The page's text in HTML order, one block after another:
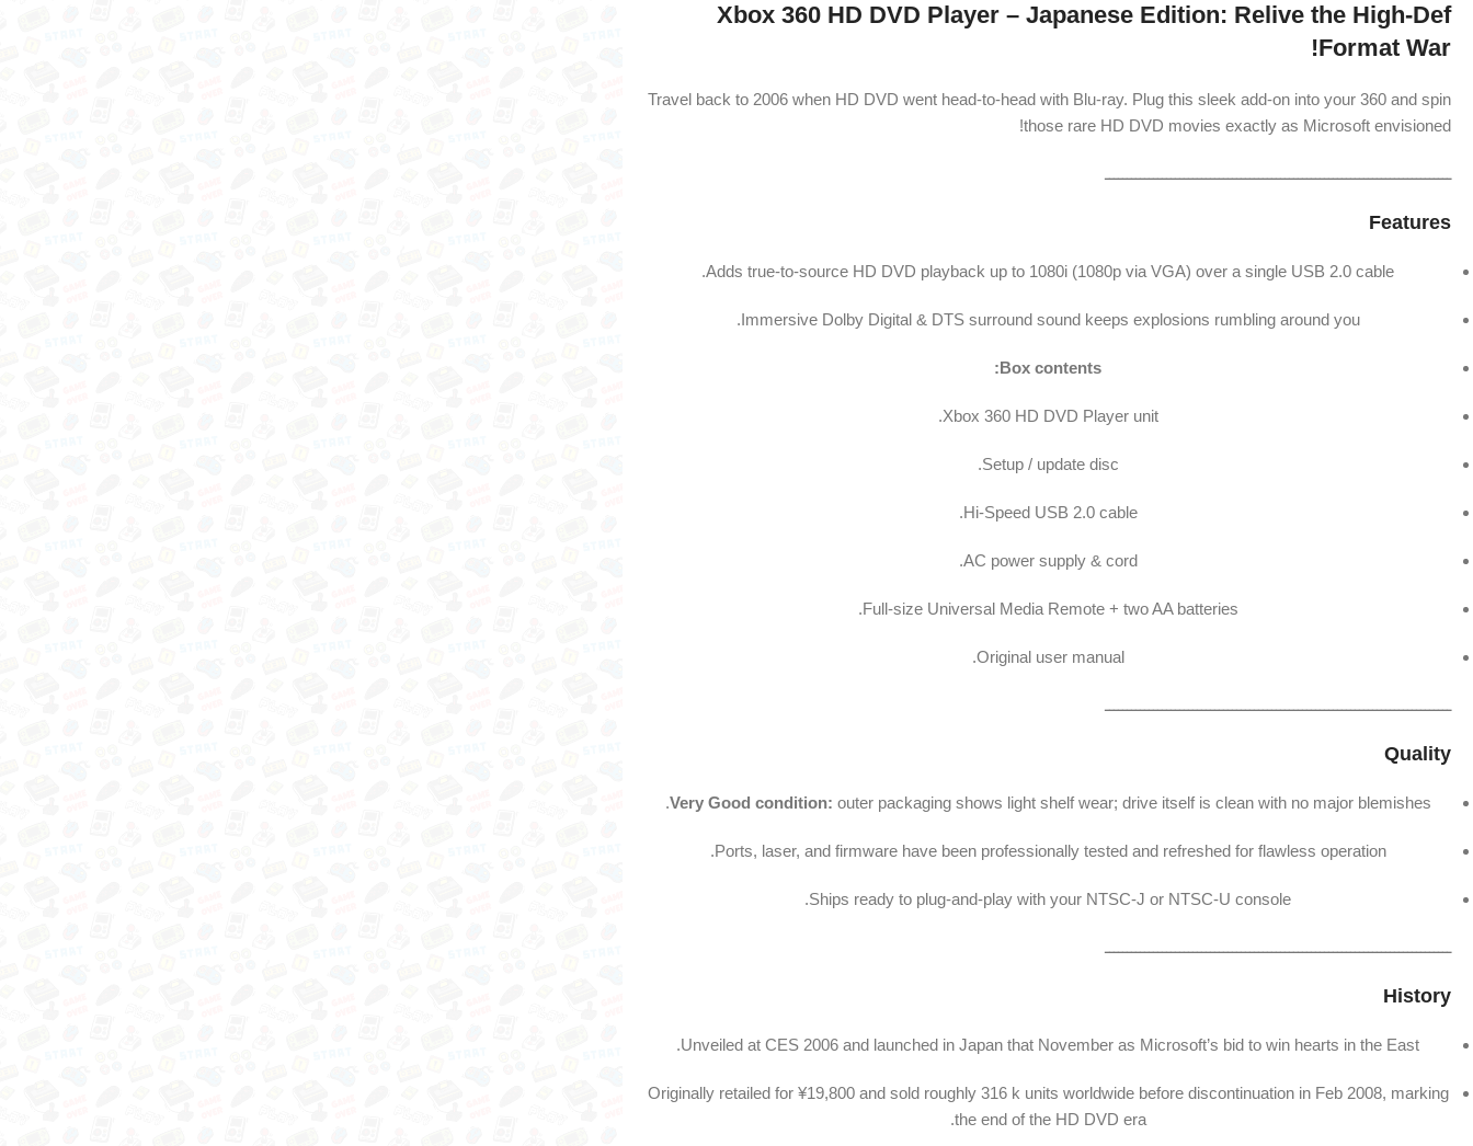
Xbox 360 HD DVD Player – Japanese Edition: Relive the High-Def
Format War!
Travel back to 2006 when HD DVD went head-to-head with Blu-ray. Plug this sleek add-on into your 360 and spin
those rare HD DVD movies exactly as Microsoft envisioned!
ـــــــــــــــــــــــــــــــــــــــــــــــــــــــــــــــــــــــــــــــ
Features
Adds true-to-source HD DVD playback up to 1080i (1080p via VGA) over a single USB 2.0 cable.
Immersive Dolby Digital & DTS surround sound keeps explosions rumbling around you.
Box contents:
Xbox 360 HD DVD Player unit.
Setup / update disc.
Hi-Speed USB 2.0 cable.
AC power supply & cord.
Full-size Universal Media Remote + two AA batteries.
Original user manual.
ـــــــــــــــــــــــــــــــــــــــــــــــــــــــــــــــــــــــــــــــ
Quality
Very Good condition: outer packaging shows light shelf wear; drive itself is clean with no major blemishes.
Ports, laser, and firmware have been professionally tested and refreshed for flawless operation.
Ships ready to plug-and-play with your NTSC-J or NTSC-U console.
ـــــــــــــــــــــــــــــــــــــــــــــــــــــــــــــــــــــــــــــــ
History
Unveiled at CES 2006 and launched in Japan that November as Microsoft’s bid to win hearts in the East.
Originally retailed for ¥19,800 and sold roughly 316 k units worldwide before discontinuation in Feb 2008, marking
the end of the HD DVD era.